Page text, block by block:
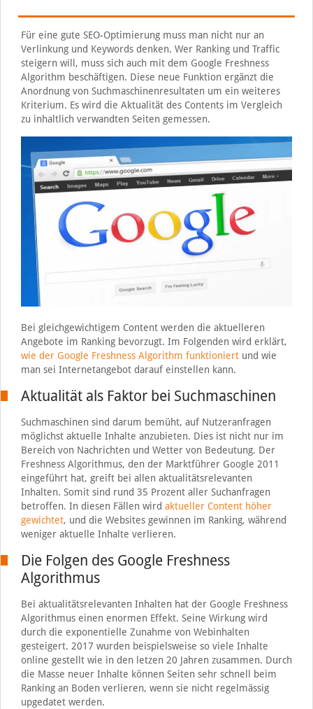
Für eine gute SEO-Optimierung muss man nicht nur an
Verlinkung und Keywords denken. Wer Ranking und Traffic
steigern will, muss sich auch mit dem Google Freshness
Algorithm beschäftigen. Diese neue Funktion ergänzt die
Anordnung von Suchmaschinenresultaten um ein weiteres
Kriterium. Es wird die Aktualität des Contents im Vergleich
zu inhaltlich verwandten Seiten gemessen.
Bei gleichgewichtigem Content werden die aktuelleren
Angebote im Ranking bevorzugt. Im Folgenden wird erklärt,
wie der Google Freshness Algorithm funktioniertund wie
man sei Internetangebot darauf einstellen kann.
Aktualität als Faktor bei Suchmaschinen
Suchmaschinen sind darum bemüht, auf Nutzeranfragen
möglichst aktuelle Inhalte anzubieten. Dies ist nicht nur im
Bereich von Nachrichten und Wetter von Bedeutung. Der
Freshness Algorithmus, den der Marktführer Google 2011
eingeführt hat, greift bei allen aktualitätsrelevanten
Inhalten. Somit sind rund 35 Prozent aller Suchanfragen
betroffen. In diesen Fällen wird aktueller Content höher
gewichtet, und die Websites gewinnen im Ranking, während
weniger aktuelle Inhalte verlieren.
Die Folgen des Google Freshness
Algorithmus
Bei aktualitätsrelevanten Inhalten hat der Google Freshness
Algorithmus einen enormen Effekt. Seine Wirkung wird
durch die exponentielle Zunahme von Webinhalten
gesteigert. 2017 wurden beispielsweise so viele Inhalte
online gestellt wie in den letzen 20 Jahren zusammen. Durch
die Masse neuer Inhalte können Seiten sehr schnell beim
Ranking an Boden verlieren, wenn sie nicht regelmässig
upgedatet werden.